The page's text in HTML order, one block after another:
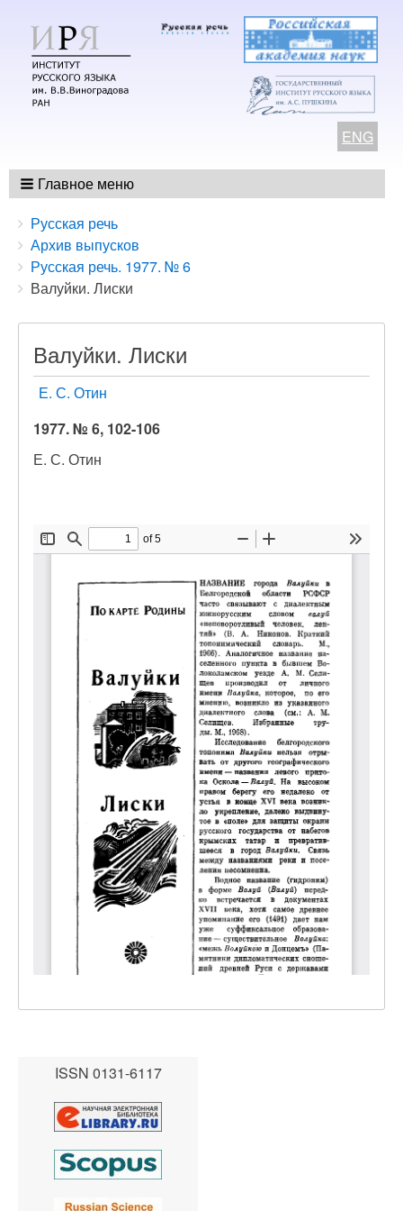
ENG
Главное меню
Breadcrumbs
You
are
here:
Русская речь
Архив выпусков
Русская речь. 1977. № 6
Валуйки. Лиски
Валуйки. Лиски
Е. С. Отин
1977. № 6, 102-106
Е. С. Отин
ISSN 0131-6117